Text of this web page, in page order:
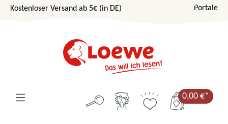
Zum Hauptinhalt springen
Kostenloser Versand ab 5€ (in DE) Portale
0,00 €*